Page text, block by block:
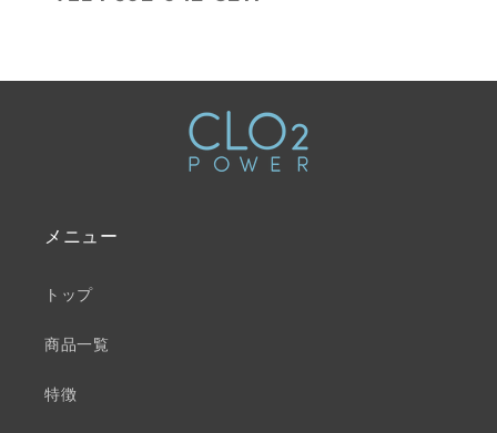
メニュー
トップ
商品一覧
特徴